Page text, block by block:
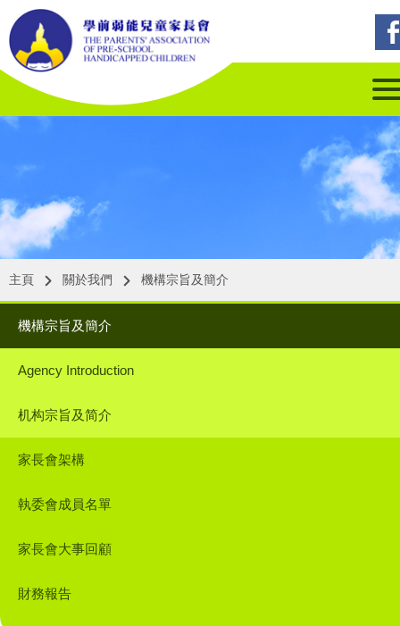
主頁 關於我們 機構宗旨及簡介
機構宗旨及簡介
Agency Introduction
机构宗旨及简介
家長會架構
執委會成員名單
家長會大事回顧
財務報告